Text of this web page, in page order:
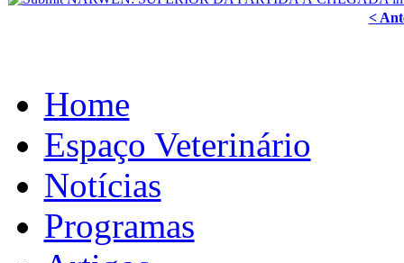
<
Home
Espaço Veterinário
Notícias
Programas